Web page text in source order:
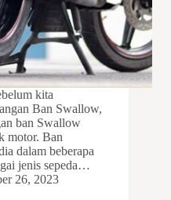
kita
Ban Swallow,
ban Swallow
motor. Ban
dalam beberapa
jenis sepeda…
26, 2023